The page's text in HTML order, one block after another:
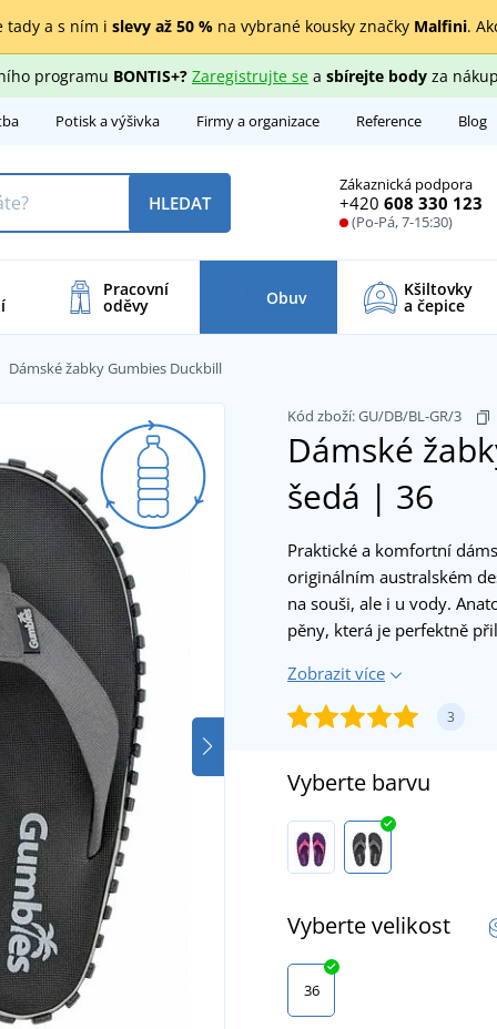
a s ním i slevy až 50 %na vybrané kousky značky Malfini.
programu BONTIS+? Zaregistrujte sea sbírejte bodyza
Potisk a výšivka Firmy a organizace Reference Blog
Zákaznická podpora
+420 608 330 123
(Po-Pá, 7-15:30)
HLEDAT
Pracovní
oděvy Obuv Kšiltovky
a čepice
Dámské žabky Gumbies Duckbill
Kód zboží:GU/DB/BL-GR/3
Dámské
šedá | 36
Praktické a komfortní
originálním australském
na souši, ale i u vody.
pěny, která je perfektně
Zobrazit více
3
Vyberte barvu
Vyberte velikost
36